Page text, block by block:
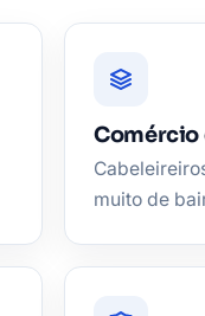
Comércio
muito de